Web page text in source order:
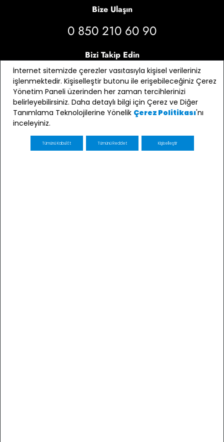
Bize Ulaşın
0 850 210 60 90
Bizi Takip Edin
İnternet sitemizde çerezler vasıtasıyla kişisel verileriniz
işlenmektedir. Kişiselleştir butonu ile erişebileceğiniz Çerez
Yönetim Paneli üzerinden her zaman tercihlerinizi
belirleyebilirsiniz. Daha detaylı bilgi için Çerez ve Diğer
Tanımlama Teknolojilerine Yönelik Çerez Politikası'nı
inceleyiniz.
Tümünü Kabul Et Tümünü Reddet Kişiselleştir